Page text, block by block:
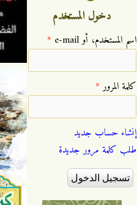
دخول المستخدم
‏اسم المستخدم، أو e-mail ‏ *
‏كلمة المرور ‏*
إنشاء حساب جديد
طلب كلمة مرور جديدة